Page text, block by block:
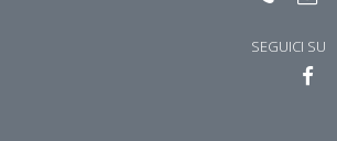
SEGUICI SU